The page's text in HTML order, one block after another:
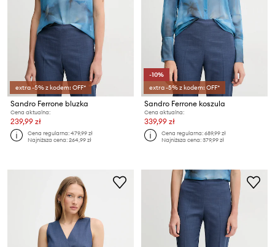
extra -5% z kodem: OFF*
Sandro Ferrone bluzka
Cena aktualna:
239,99 zł
Cena regularna:479,99 zł
Najniższa cena:264,99 zł
-10%
extra -5% z kodem: OFF*
Sandro Ferrone koszula
Cena aktualna:
339,99 zł
Cena regularna:689,99 zł
Najniższa cena:379,99 zł